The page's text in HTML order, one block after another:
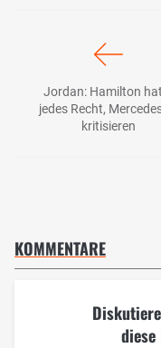
Jordan: Hamilton
jedes Recht,
kritisieren
KOMMENTARE
diese